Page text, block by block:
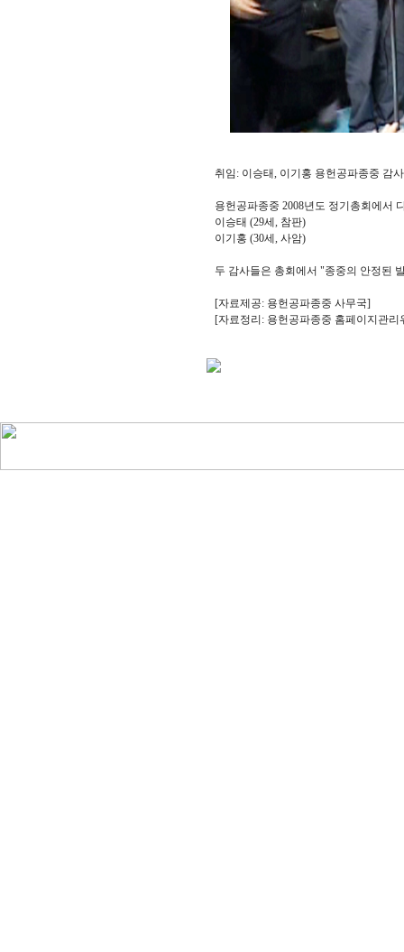
취임: 이승태, 이기홍 용헌공파종중 감
용헌공파종중 2008년도 정기총회에서
이승태 (29세, 참판)
이기홍 (30세, 사암)
두 감사들은 총회에서 "종중의 안정된
[자료제공: 용헌공파종중 사무국]
[자료정리: 용헌공파종중 홈페이지관리